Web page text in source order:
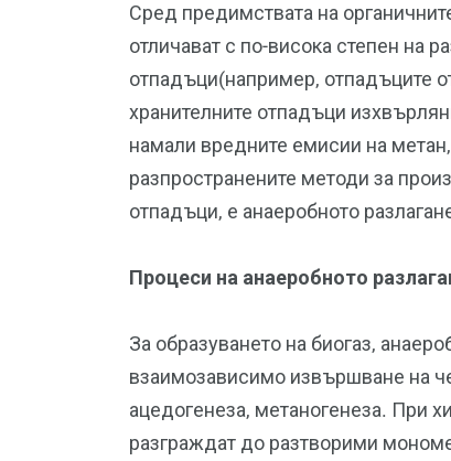
Сред предимствата на
отличават с по-висока степен на
отпадъци(например, отпадъците
хранителните отпадъци
намали вредните емисии на
разпространените методи за
отпадъци, е анаеробното
Процеси на анаеробното
За образуването на биогаз,
взаимозависимо извършване на
ацедогенеза, метаногенеза. При
разграждат до разтворими